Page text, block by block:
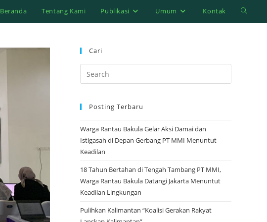
Beranda Tentang Kami Publikasi Umum Kontak Toggle
Cari
Escape
Posting Terbaru
Warga Rantau Bakula Gelar Aksi Damai dan
Istigasah di Depan Gerbang PT MMI Menuntut
Keadilan
18 Tahun Bertahan di Tengah Tambang PT MMI,
Warga Rantau Bakula Datangi Jakarta Menuntut
Keadilan Lingkungan
Pulihkan Kalimantan “Koalisi Gerakan Rakyat